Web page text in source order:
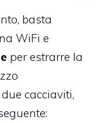
basta
WiFi e
per estrarre la
cacciaviti,